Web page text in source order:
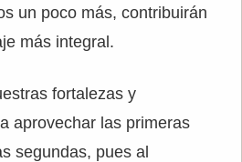
un poco más, contribuirán
más integral.
fortalezas y
aprovechar las primeras
segundas, pues al